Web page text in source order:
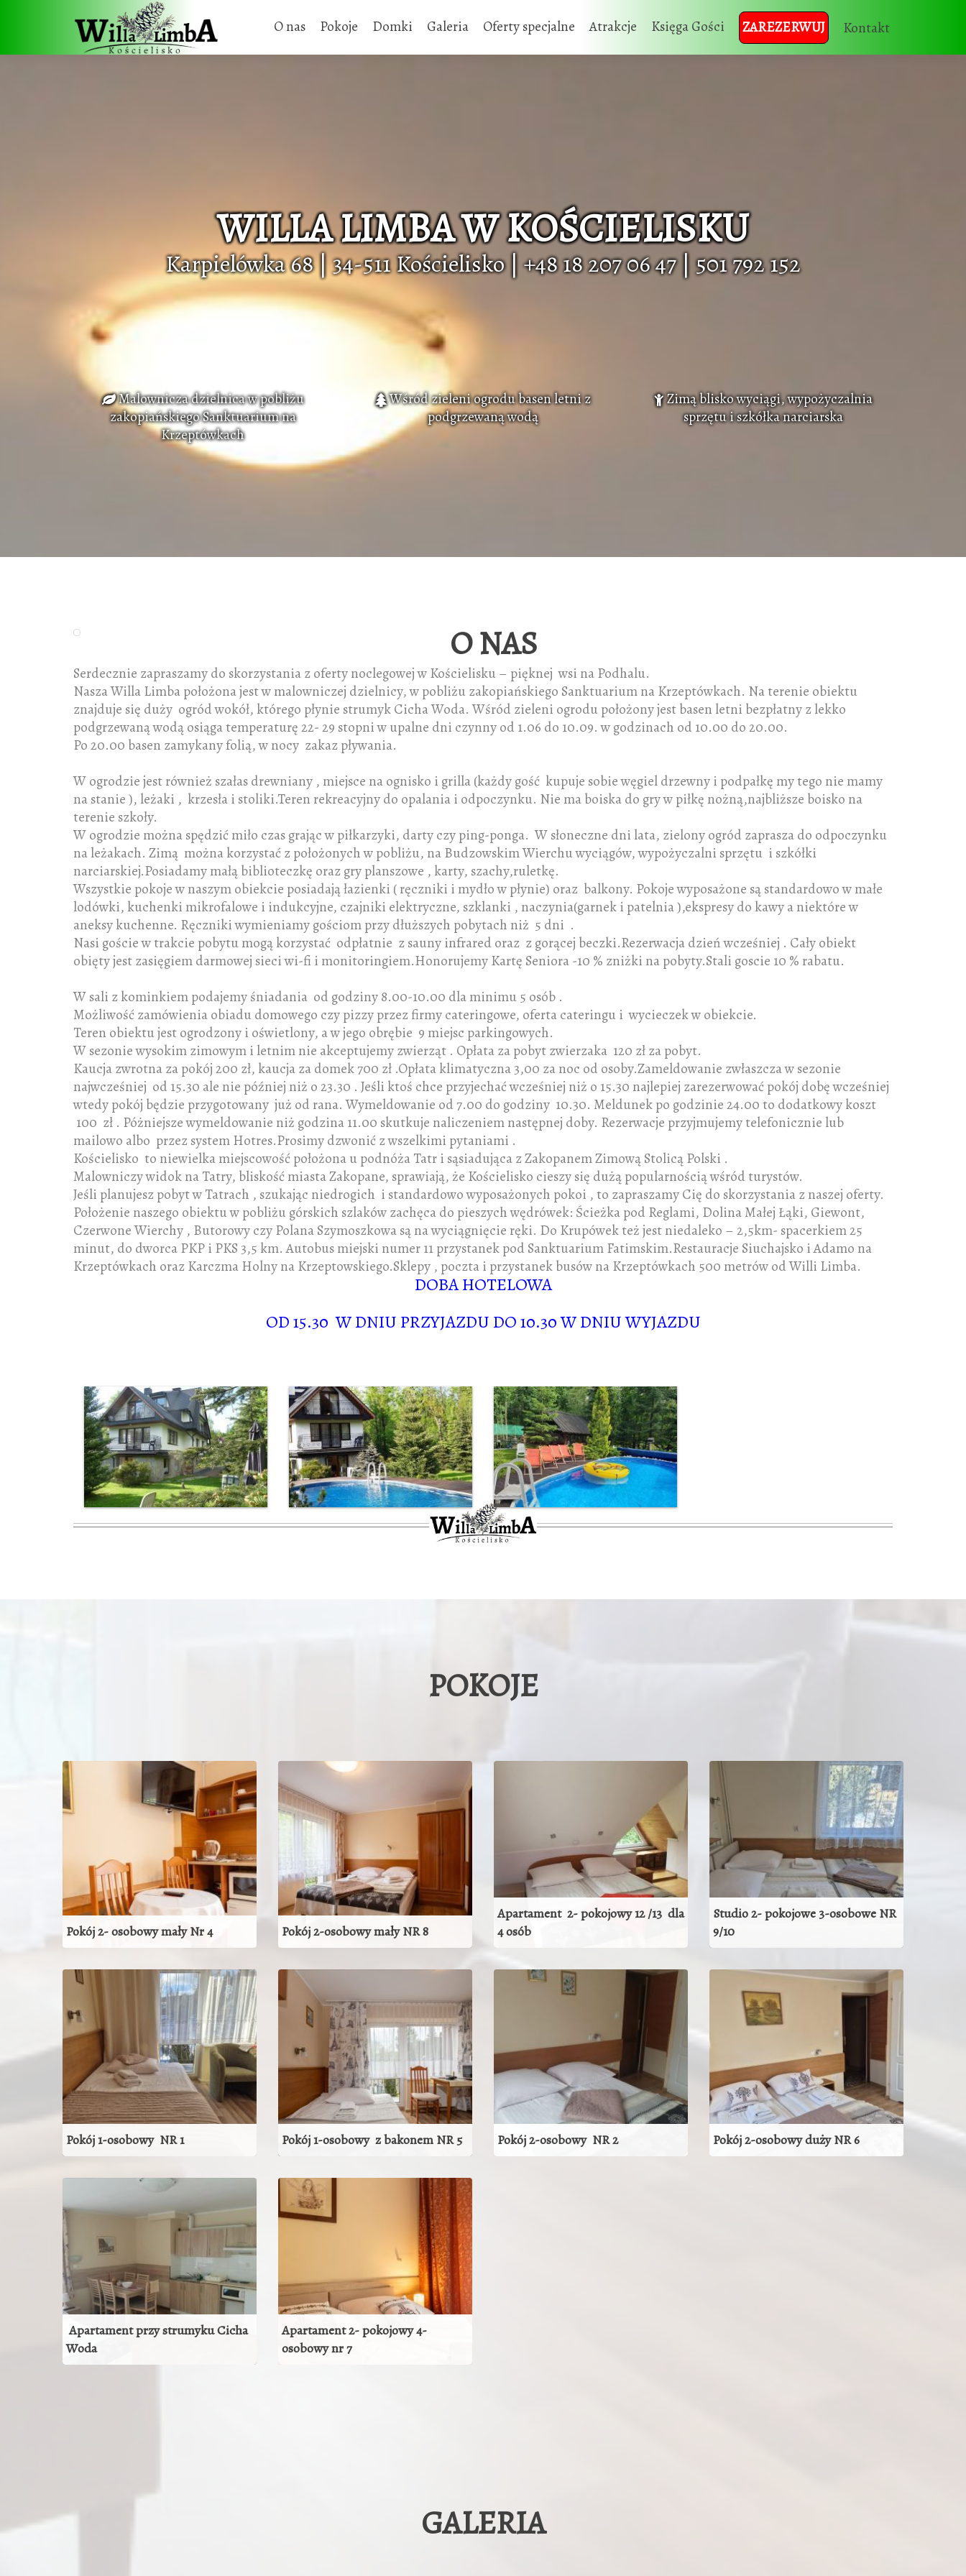
O nas Pokoje Domki Galeria Oferty specjalne Atrakcje Księga Gości ZAREZERWUJ Kontakt
WILLA LIMBA W KOŚCIELISKU
Karpielówka 68 | 34-511 Kościelisko | +48 18 207 06 47 | 501 792 152
Malownicza dzielnica w pobliżu
zakopiańskiego Sanktuarium na
Krzeptówkach
Wśród zieleni ogrodu basen letni z
podgrzewaną wodą
Zimą blisko wyciągi, wypożyczalnia
sprzętu i szkółka narciarska
O NAS
Serdecznie zapraszamy do skorzystania z oferty noclegowej w Kościelisku – pięknej wsi na Podhalu.
Nasza Willa Limba położona jest w malowniczej dzielnicy, w pobliżu zakopiańskiego Sanktuarium na Krzeptówkach. Na terenie obiektu
znajduje się duży ogród wokół, którego płynie strumyk Cicha Woda. Wśród zieleni ogrodu położony jest basen letni bezpłatny z lekko
podgrzewaną wodą osiąga temperaturę 22- 29 stopni w upalne dni czynny od 1.06 do 10.09. w godzinach od 10.00 do 20.00.
Po 20.00 basen zamykany folią, w nocy zakaz pływania.
W ogrodzie jest również szałas drewniany , miejsce na ognisko i grilla (każdy gość kupuje sobie węgiel drzewny i podpałkę my tego nie mamy
na stanie ), leżaki , krzesła i stoliki.Teren rekreacyjny do opalania i odpoczynku. Nie ma boiska do gry w piłkę nożną,najbliższe boisko na
terenie szkoły.
W ogrodzie można spędzić miło czas grając w piłkarzyki, darty czy ping-ponga. W słoneczne dni lata, zielony ogród zaprasza do odpoczynku
na leżakach. Zimą można korzystać z położonych w pobliżu, na Budzowskim Wierchu wyciągów, wypożyczalni sprzętu i szkółki
narciarskiej.Posiadamy małą biblioteczkę oraz gry planszowe , karty, szachy,ruletkę.
Wszystkie pokoje w naszym obiekcie posiadają łazienki ( ręczniki i mydło w płynie) oraz balkony. Pokoje wyposażone są standardowo w małe
lodówki, kuchenki mikrofalowe i indukcyjne, czajniki elektryczne, szklanki , naczynia(garnek i patelnia ),ekspresy do kawy a niektóre w
aneksy kuchenne. Ręczniki wymieniamy gościom przy dłuższych pobytach niż 5 dni .
Nasi goście w trakcie pobytu mogą korzystać odpłatnie z sauny infrared oraz z gorącej beczki.Rezerwacja dzień wcześniej . Cały obiekt
obięty jest zasięgiem darmowej sieci wi-fi i monitoringiem.Honorujemy Kartę Seniora -10 % zniżki na pobyty.Stali goscie 10 % rabatu.
W sali z kominkiem podajemy śniadania od godziny 8.00-10.00 dla minimu 5 osób .
Możliwość zamówienia obiadu domowego czy pizzy przez firmy cateringowe, oferta cateringu i wycieczek w obiekcie.
Teren obiektu jest ogrodzony i oświetlony, a w jego obrębie 9 miejsc parkingowych.
W sezonie wysokim zimowym i letnim nie akceptujemy zwierząt . Opłata za pobyt zwierzaka 120 zł za pobyt.
Kaucja zwrotna za pokój 200 zł, kaucja za domek 700 zł .Opłata klimatyczna 3,00 za noc od osoby.Zameldowanie zwłaszcza w sezonie
najwcześniej od 15.30 ale nie później niż o 23.30 . Jeśli ktoś chce przyjechać wcześniej niż o 15.30 najlepiej zarezerwować pokój dobę wcześniej
wtedy pokój będzie przygotowany już od rana. Wymeldowanie od 7.00 do godziny 10.30. Meldunek po godzinie 24.00 to dodatkowy koszt
100 zł . Póżniejsze wymeldowanie niż godzina 11.00 skutkuje naliczeniem następnej doby. Rezerwacje przyjmujemy telefonicznie lub
mailowo albo przez system Hotres.Prosimy dzwonić z wszelkimi pytaniami .
Kościelisko to niewielka miejscowość położona u podnóża Tatr i sąsiadująca z Zakopanem Zimową Stolicą Polski .
Malowniczy widok na Tatry, bliskość miasta Zakopane, sprawiają, że Kościelisko cieszy się dużą popularnością wśród turystów.
Jeśli planujesz pobyt w Tatrach , szukając niedrogich i standardowo wyposażonych pokoi , to zapraszamy Cię do skorzystania z naszej oferty.
Położenie naszego obiektu w pobliżu górskich szlaków zachęca do pieszych wędrówek: Ścieżka pod Reglami, Dolina Małej Łąki, Giewont,
Czerwone Wierchy , Butorowy czy Polana Szymoszkowa są na wyciągnięcie ręki. Do Krupówek też jest niedaleko – 2,5km- spacerkiem 25
minut, do dworca PKP i PKS 3,5 km. Autobus miejski numer 11 przystanek pod Sanktuarium Fatimskim.Restauracje Siuchajsko i Adamo na
Krzeptówkach oraz Karczma Holny na Krzeptowskiego.Sklepy , poczta i przystanek busów na Krzeptówkach 500 metrów od Willi Limba.
DOBA HOTELOWA
OD 15.30 W DNIU PRZYJAZDU DO 10.30 W DNIU WYJAZDU
POKOJE
Pokój 2- osobowy mały Nr 4
ZOBACZ POKÓJ
Pokój 2-osobowy mały NR 8
Apartament 2- pokojowy 12 /13 dla
4 osób
ZOBACZ POKÓJ
Studio 2- pokojowe 3-osobowe NR
9/10
Pokój 1-osobowy NR 1
ZOBACZ POKÓJ
Pokój 1-osobowy z bakonem NR 5 Pokój 2-osobowy NR 2 Pokój 2-osobowy duży NR 6
Apartament przy strumyku Cicha
Woda
Apartament 2- pokojowy 4-
osobowy nr 7
GALERIA